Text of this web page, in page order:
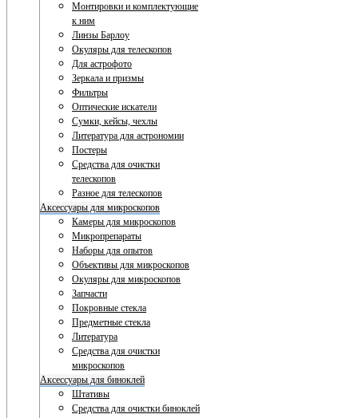
Монтировки и комплектующие
к ним
Линзы Барлоу
Окуляры для телескопов
Для астрофото
Зеркала и призмы
Фильтры
Оптические искатели
Сумки, кейсы, чехлы
Литература для астрономии
Постеры
Средства для очистки
телескопов
Разное для телескопов
Аксессуары для микроскопов
Камеры для микроскопов
Микропрепараты
Наборы для опытов
Объективы для микроскопов
Окуляры для микроскопов
Запчасти
Покровные стекла
Предметные стекла
Литература
Средства для очистки
микроскопов
Аксессуары для биноклей
Штативы
Средства для очистки биноклей